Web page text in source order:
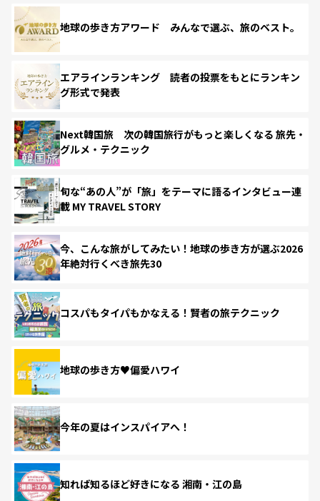
地球の歩き方アワード みんなで選ぶ、旅のベスト。
エアラインランキング 読者の投票をもとにランキン
グ形式で発表
Next韓国旅 次の韓国旅行がもっと楽しくなる 旅先・
グルメ・テクニック
旬な“あの人”が「旅」をテーマに語るインタビュー連
載 MY TRAVEL STORY
今、こんな旅がしてみたい！地球の歩き方が選ぶ2026
年絶対行くべき旅先30
コスパもタイパもかなえる！賢者の旅テクニック
地球の歩き方♥偏愛ハワイ
今年の夏はインスパイアへ！
知れば知るほど好きになる 湘南・江の島